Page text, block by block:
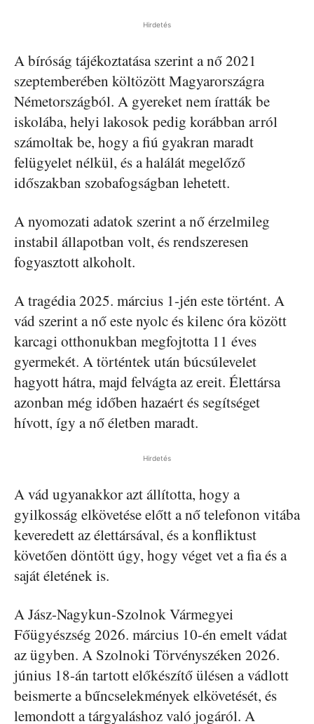
Hirdetés
A bíróság tájékoztatása szerint a nő 2021
szeptemberében költözött Magyarországra
Németországból. A gyereket nem íratták be
iskolába, helyi lakosok pedig korábban arról
számoltak be, hogy a fiú gyakran maradt
felügyelet nélkül, és a halálát megelőző
időszakban szobafogságban lehetett.
A nyomozati adatok szerint a nő érzelmileg
instabil állapotban volt, és rendszeresen
fogyasztott alkoholt.
A tragédia 2025. március 1-jén este történt. A
vád szerint a nő este nyolc és kilenc óra között
karcagi otthonukban megfojtotta 11 éves
gyermekét. A történtek után búcsúlevelet
hagyott hátra, majd felvágta az ereit. Élettársa
azonban még időben hazaért és segítséget
hívott, így a nő életben maradt.
Hirdetés
A vád ugyanakkor azt állította, hogy a
gyilkosság elkövetése előtt a nő telefonon vitába
keveredett az élettársával, és a konfliktust
követően döntött úgy, hogy véget vet a fia és a
saját életének is.
A Jász-Nagykun-Szolnok Vármegyei
Főügyészség 2026. március 10-én emelt vádat
az ügyben. A Szolnoki Törvényszéken 2026.
június 18-án tartott előkészítő ülésen a vádlott
beismerte a bűncselekmények elkövetését, és
lemondott a tárgyaláshoz való jogáról. A